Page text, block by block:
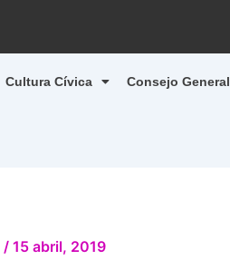
Cultura Cívica Consejo General
/ 15 abril, 2019